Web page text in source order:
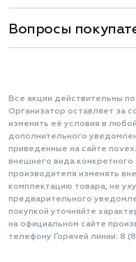
Вопросы
Все акции действительны
Организатор оставляет за
изменить её условия в
дополнительного
приведенные на сайте
внешнего вида конкретного
производителя изменять
комплектацию товара, не
предварительного
покупкой уточняйте
на официальном сайте
телефону Горячей линии: 8